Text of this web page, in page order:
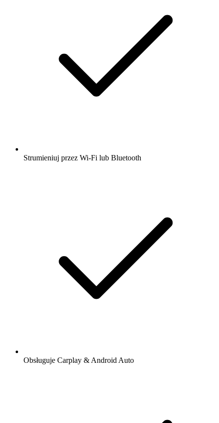
Strumieniuj przez Wi-Fi lub Bluetooth
Obsługuje Carplay & Android Auto